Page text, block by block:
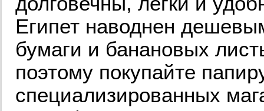
Египет наводнен
бумаги и банановых
поэтому покупайте
специализированных